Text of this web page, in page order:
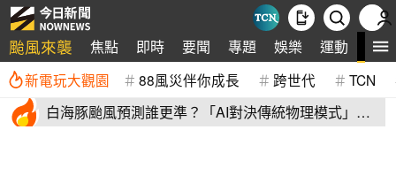
颱風來襲 焦點 即時 要聞 專題 娛樂 運動 全
新電玩大觀園 88風災伴你成長 跨世代 TCN
白海豚颱風預測誰更準？「AI對決傳統物理模式」第